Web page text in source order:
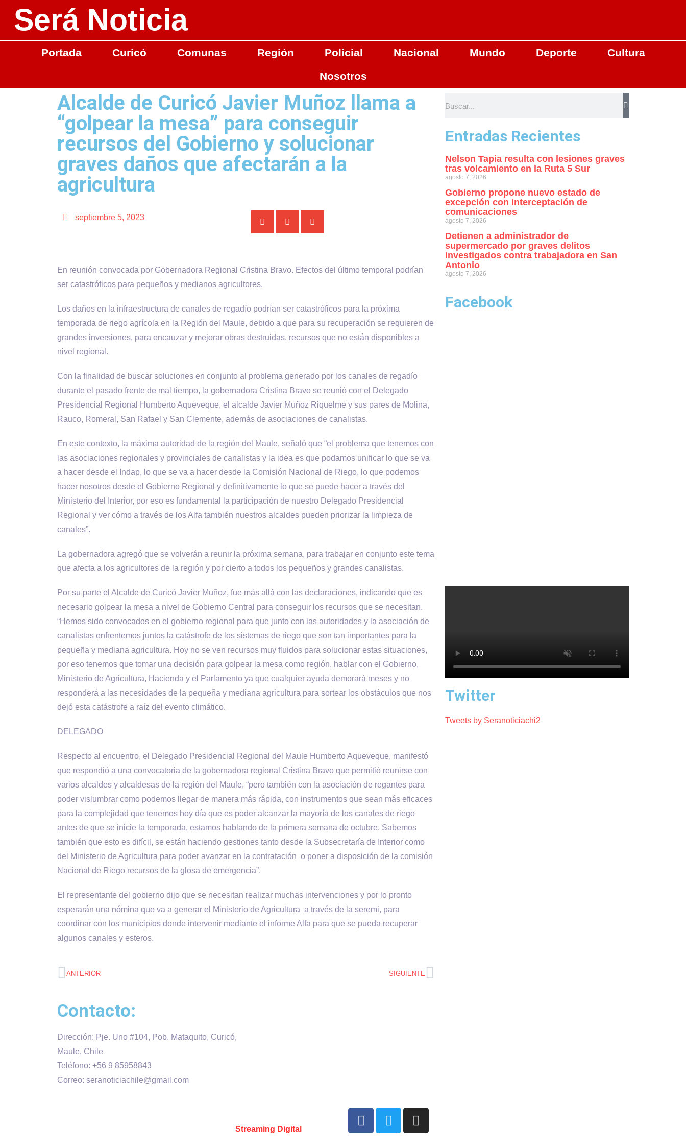
Será Noticia
Portada Curicó Comunas Región Policial Nacional Mundo Deporte
Cultura
Nosotros
Alcalde de Curicó Javier Muñoz llama a
“golpear la mesa” para conseguir
recursos del Gobierno y solucionar
graves daños que afectarán a la
agricultura
septiembre 5, 2023
En reunión convocada por Gobernadora Regional Cristina Bravo. Efectos del último temporal podrían
ser catastróficos para pequeños y medianos agricultores.
Los daños en la infraestructura de canales de regadío podrían ser catastróficos para la próxima
temporada de riego agrícola en la Región del Maule, debido a que para su recuperación se requieren de
grandes inversiones, para encauzar y mejorar obras destruidas, recursos que no están disponibles a
nivel regional.
Con la finalidad de buscar soluciones en conjunto al problema generado por los canales de regadío
durante el pasado frente de mal tiempo, la gobernadora Cristina Bravo se reunió con el Delegado
Presidencial Regional Humberto Aqueveque, el alcalde Javier Muñoz Riquelme y sus pares de Molina,
Rauco, Romeral, San Rafael y San Clemente, además de asociaciones de canalistas.
En este contexto, la máxima autoridad de la región del Maule, señaló que “el problema que tenemos con
las asociaciones regionales y provinciales de canalistas y la idea es que podamos unificar lo que se va
a hacer desde el Indap, lo que se va a hacer desde la Comisión Nacional de Riego, lo que podemos
hacer nosotros desde el Gobierno Regional y definitivamente lo que se puede hacer a través del
Ministerio del Interior, por eso es fundamental la participación de nuestro Delegado Presidencial
Regional y ver cómo a través de los Alfa también nuestros alcaldes pueden priorizar la limpieza de
canales”.
La gobernadora agregó que se volverán a reunir la próxima semana, para trabajar en conjunto este tema
que afecta a los agricultores de la región y por cierto a todos los pequeños y grandes canalistas.
Por su parte el Alcalde de Curicó Javier Muñoz, fue más allá con las declaraciones, indicando que es
necesario golpear la mesa a nivel de Gobierno Central para conseguir los recursos que se necesitan.
“Hemos sido convocados en el gobierno regional para que junto con las autoridades y la asociación de
canalistas enfrentemos juntos la catástrofe de los sistemas de riego que son tan importantes para la
pequeña y mediana agricultura. Hoy no se ven recursos muy fluidos para solucionar estas situaciones,
por eso tenemos que tomar una decisión para golpear la mesa como región, hablar con el Gobierno,
Ministerio de Agricultura, Hacienda y el Parlamento ya que cualquier ayuda demorará meses y no
responderá a las necesidades de la pequeña y mediana agricultura para sortear los obstáculos que nos
dejó esta catástrofe a raíz del evento climático.
DELEGADO
Respecto al encuentro, el Delegado Presidencial Regional del Maule Humberto Aqueveque, manifestó
que respondió a una convocatoria de la gobernadora regional Cristina Bravo que permitió reunirse con
varios alcaldes y alcaldesas de la región del Maule, “pero también con la asociación de regantes para
poder vislumbrar como podemos llegar de manera más rápida, con instrumentos que sean más eficaces
para la complejidad que tenemos hoy día que es poder alcanzar la mayoría de los canales de riego
antes de que se inicie la temporada, estamos hablando de la primera semana de octubre. Sabemos
también que esto es difícil, se están haciendo gestiones tanto desde la Subsecretaría de Interior como
del Ministerio de Agricultura para poder avanzar en la contratación o poner a disposición de la comisión
Nacional de Riego recursos de la glosa de emergencia”.
El representante del gobierno dijo que se necesitan realizar muchas intervenciones y por lo pronto
esperarán una nómina que va a generar el Ministerio de Agricultura a través de la seremi, para
coordinar con los municipios donde intervenir mediante el informe Alfa para que se pueda recuperar
algunos canales y esteros.
ANTERIOR SIGUIENTE
Entradas Recientes
Nelson Tapia resulta con lesiones graves
tras volcamiento en la Ruta 5 Sur
agosto 7, 2026
Gobierno propone nuevo estado de
excepción con interceptación de
comunicaciones
agosto 7, 2026
Detienen a administrador de
supermercado por graves delitos
investigados contra trabajadora en San
Antonio
agosto 7, 2026
Facebook
Twitter
Tweets by Seranoticiachi2
Contacto:
Dirección: Pje. Uno #104, Pob. Mataquito, Curicó,
Maule, Chile
Teléfono: +56 9 85958843
Correo: seranoticiachile@gmail.com
Streaming Digital